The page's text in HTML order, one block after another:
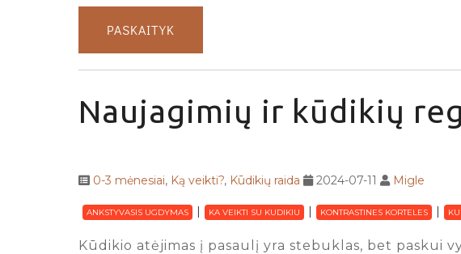
PASKAITYK
Naujagimių ir kūdikių
0-3 mėnesiai, Ką veikti?, Kūdikių raida 2024-07-11 Migle
ANKSTYVASIS UGDYMAS KA VEIKTI SU KUDIKIU KONTRASTINES KORTELES
Kūdikio atėjimas į pasaulį yra stebuklas, bet paskui